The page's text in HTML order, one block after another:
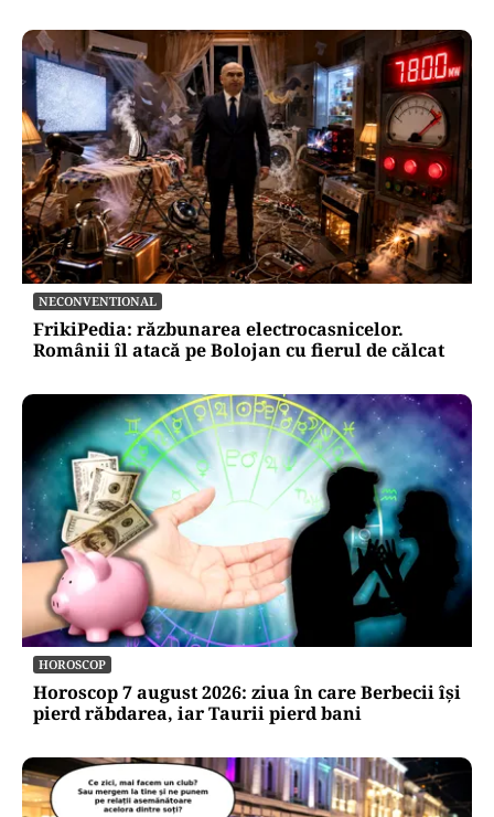
NECONVENTIONAL
FrikiPedia: răzbunarea electrocasnicelor.
Românii îl atacă pe Bolojan cu fierul de călcat
HOROSCOP
Horoscop 7 august 2026: ziua în care Berbecii își
pierd răbdarea, iar Taurii pierd bani